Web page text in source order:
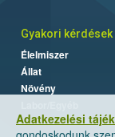
Adatkezelési
Gyakori kérdések
Élelmiszer
Állat
Növény